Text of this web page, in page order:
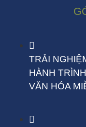
TRẢI
HÀNH
VĂN HÓA